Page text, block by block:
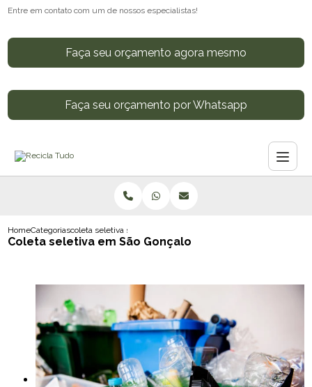
Entre em contato com um de nossos especialistas!
Faça seu orçamento agora mesmo
Faça seu orçamento por Whatsapp
HomeCategoriascoleta seletiva sao goncalo
Coleta seletiva em São Gonçalo